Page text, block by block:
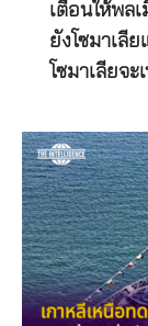
เตือนให้พล
ยังโซมาเลี
โซมาเลียจ